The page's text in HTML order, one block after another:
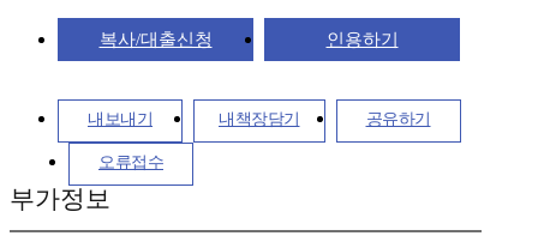
복사/대출신청 인용하기
내보내기 내책장담기 공유하기
오류접수
부가정보